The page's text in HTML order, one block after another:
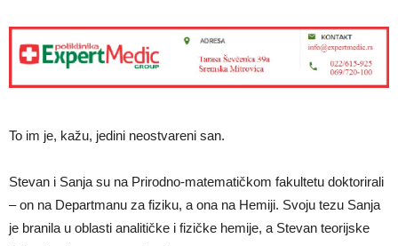
To im je, kažu, jedini neostvareni san.
Stevan i Sanja su na Prirodno-matematičkom fakultetu doktorirali
– on na Departmanu za fiziku, a ona na Hemiji. Svoju tezu Sanja
je branila u oblasti analitičke i fizičke hemije, a Stevan teorijske